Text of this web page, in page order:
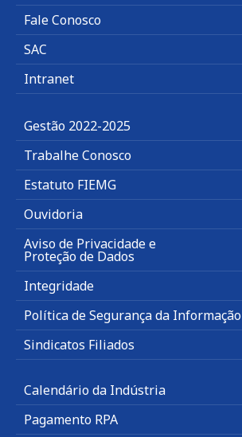
Fale Conosco
SAC
Intranet
Gestão 2022-2025
Trabalhe Conosco
Estatuto FIEMG
Ouvidoria
Aviso de Privacidade e
Proteção de Dados
Integridade
Política de Segurança da Informação
Sindicatos Filiados
Calendário da Indústria
Pagamento RPA